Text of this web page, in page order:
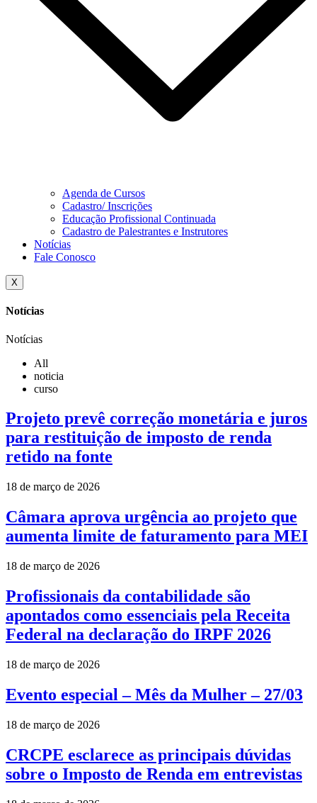
Agenda de Cursos
Cadastro/ Inscrições
Educação Profissional Continuada
Cadastro de Palestrantes e Instrutores
Notícias
Fale Conosco
X
Notícias
Notícias
All
noticia
curso
Projeto prevê correção monetária e juros
para restituição de imposto de renda
retido na fonte
18 de março de 2026
Câmara aprova urgência ao projeto que
aumenta limite de faturamento para MEI
18 de março de 2026
Profissionais da contabilidade são
apontados como essenciais pela Receita
Federal na declaração do IRPF 2026
18 de março de 2026
Evento especial – Mês da Mulher – 27/03
18 de março de 2026
CRCPE esclarece as principais dúvidas
sobre o Imposto de Renda em entrevistas